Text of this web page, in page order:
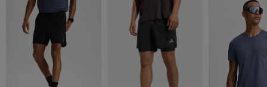
Kolla priset